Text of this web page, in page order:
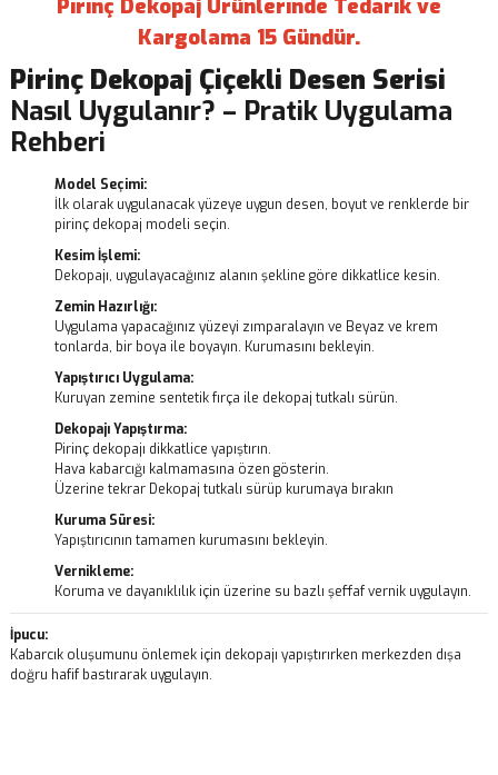
Pirinç Dekopaj Ürünlerinde Tedarik ve
Kargolama 15 Gündür.
Pirinç Dekopaj Çiçekli Desen Serisi
Nasıl Uygulanır? – Pratik Uygulama
Rehberi
Model Seçimi:
İlk olarak uygulanacak yüzeye uygun desen, boyut ve renklerde bir
pirinç dekopaj modeli seçin.
Kesim İşlemi:
Dekopajı, uygulayacağınız alanın şekline göre dikkatlice kesin.
Zemin Hazırlığı:
Uygulama yapacağınız yüzeyi zımparalayın ve Beyaz ve krem
tonlarda, bir boya ile boyayın. Kurumasını bekleyin.
Yapıştırıcı Uygulama:
Kuruyan zemine sentetik fırça ile dekopaj tutkalı sürün.
Dekopajı Yapıştırma:
Pirinç dekopajı dikkatlice yapıştırın.
Hava kabarcığı kalmamasına özen gösterin.
Üzerine tekrar Dekopaj tutkalı sürüp kurumaya bırakın
Kuruma Süresi:
Yapıştırıcının tamamen kurumasını bekleyin.
Vernikleme:
Koruma ve dayanıklılık için üzerine su bazlı şeffaf vernik uygulayın.
İpucu:
Kabarcık oluşumunu önlemek için dekopajı yapıştırırken merkezden dışa
doğru hafif bastırarak uygulayın.